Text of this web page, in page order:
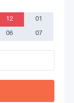
12 01
06 07